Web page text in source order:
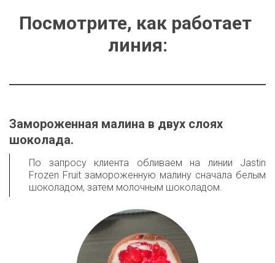
Посмотрите, как работает
линия:
Замороженная малина в двух слоях
шоколада.
По запросу клиента обливаем на линии Jastin
Frozen Fruit замороженную малину сначала белым
шоколадом, затем молочным шоколадом.